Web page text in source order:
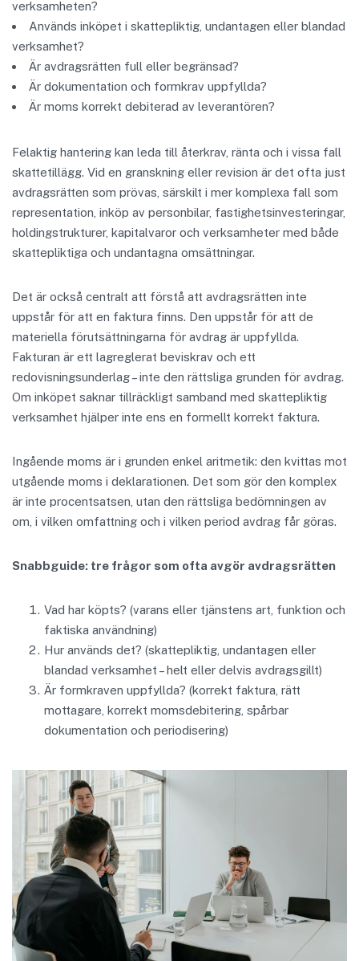
verksamheten?
Används inköpet i skattepliktig, undantagen eller blandad
verksamhet?
Är avdragsrätten full eller begränsad?
Är dokumentation och formkrav uppfyllda?
Är moms korrekt debiterad av leverantören?
Felaktig hantering kan leda till återkrav, ränta och i vissa fall
skattetillägg. Vid en granskning eller revision är det ofta just
avdragsrätten som prövas, särskilt i mer komplexa fall som
representation, inköp av personbilar, fastighetsinvesteringar,
holdingstrukturer, kapitalvaror och verksamheter med både
skattepliktiga och undantagna omsättningar.
Det är också centralt att förstå att avdragsrätten inte
uppstår för att en faktura finns. Den uppstår för att de
materiella förutsättningarna för avdrag är uppfyllda.
Fakturan är ett lagreglerat beviskrav och ett
redovisningsunderlag – inte den rättsliga grunden för avdrag.
Om inköpet saknar tillräckligt samband med skattepliktig
verksamhet hjälper inte ens en formellt korrekt faktura.
Ingående moms är i grunden enkel aritmetik: den kvittas mot
utgående moms i deklarationen. Det som gör den komplex
är inte procentsatsen, utan den rättsliga bedömningen av
om, i vilken omfattning och i vilken period avdrag får göras.
Snabbguide: tre frågor som ofta avgör avdragsrätten
Vad har köpts? (varans eller tjänstens art, funktion och
faktiska användning)
Hur används det? (skattepliktig, undantagen eller
blandad verksamhet – helt eller delvis avdragsgillt)
Är formkraven uppfyllda? (korrekt faktura, rätt
mottagare, korrekt momsdebitering, spårbar
dokumentation och periodisering)